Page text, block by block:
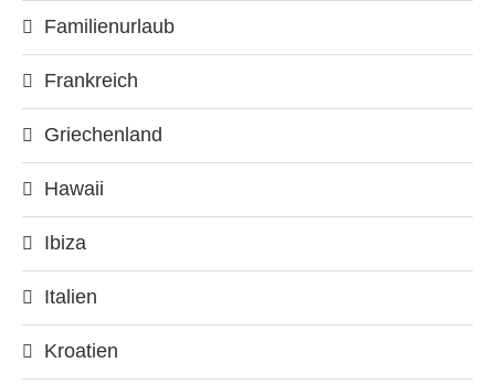
Familienurlaub
Frankreich
Griechenland
Hawaii
Ibiza
Italien
Kroatien